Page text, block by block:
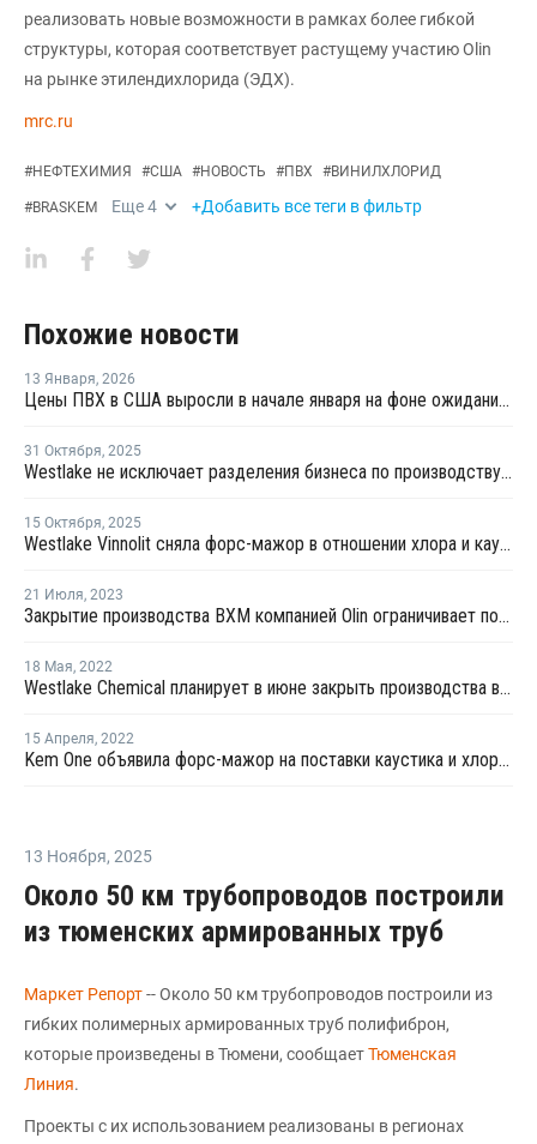
реализовать новые возможности в рамках более гибкой
структуры, которая соответствует растущему участию Olin
на рынке этилендихлорида (ЭДХ).
mrc.ru
#НЕФТЕХИМИЯ #США #НОВОСТЬ #ПВХ #ВИНИЛХЛОРИД
#BRASKEM Еще4 +Добавить все теги в фильтр
Похожие новости
13 Января, 2026
Цены ПВХ в США выросли в начале января на фоне ожиданий сокращения поставок
31 Октября, 2025
Westlake не исключает разделения бизнеса по производству химических веществ
15 Октября, 2025
Westlake Vinnolit сняла форс-мажор в отношении хлора и каустической соды в Германии
21 Июля, 2023
Закрытие производства ВХМ компанией Olin ограничивает поставки ПВХ в США
18 Мая, 2022
Westlake Chemical планирует в июне закрыть производства в Луизиане
15 Апреля, 2022
Kem One объявила форс-мажор на поставки каустика и хлора во Франции
13 Ноября, 2025
Около 50 км трубопроводов построили
из тюменских армированных труб
Маркет Репорт-- Около 50 км трубопроводов построили из
гибких полимерных армированных труб полифиброн,
которые произведены в Тюмени, сообщаетТюменская
Линия.
Проекты с их использованием реализованы в регионах